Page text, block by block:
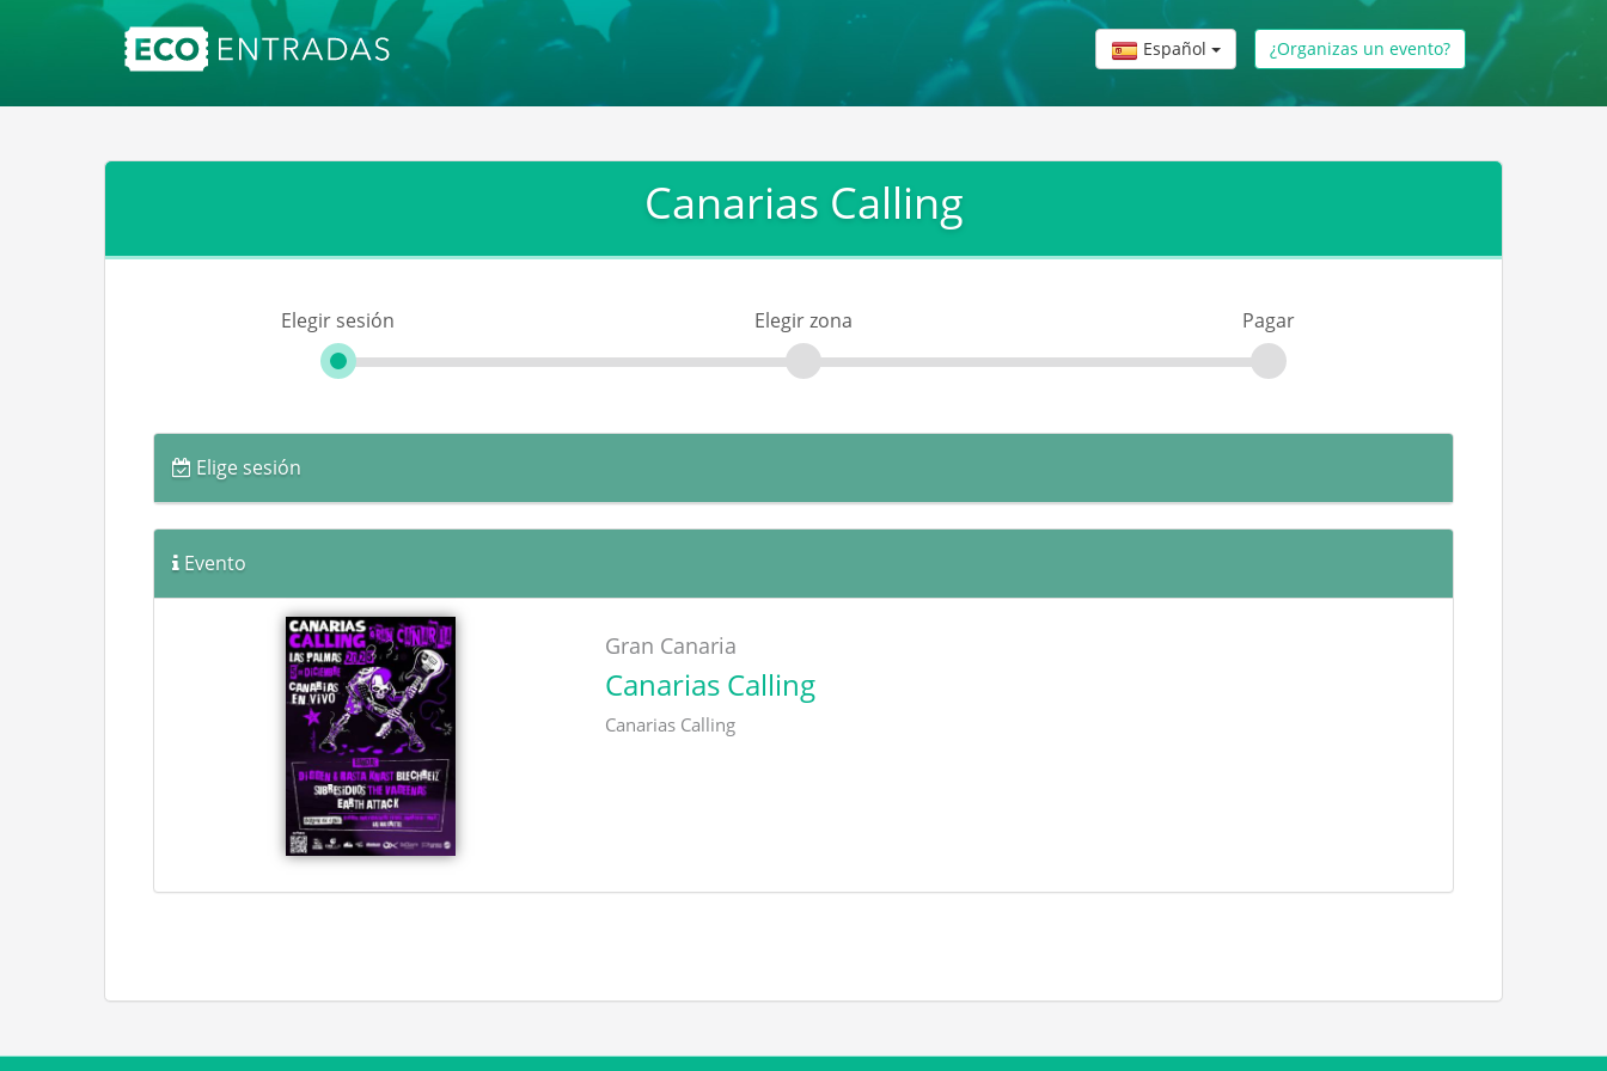
Español ¿Organizas un evento?
Canarias Calling
Elegir sesión Elegir zona Pagar
Elige sesión
Evento
Gran Canaria
Canarias Calling
Canarias Calling